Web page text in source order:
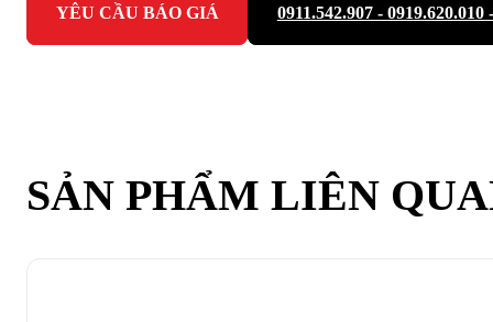
YÊU CẦU BÁO GIÁ
0911.542.907 - 0919.620.010
SẢN PHẨM LIÊN